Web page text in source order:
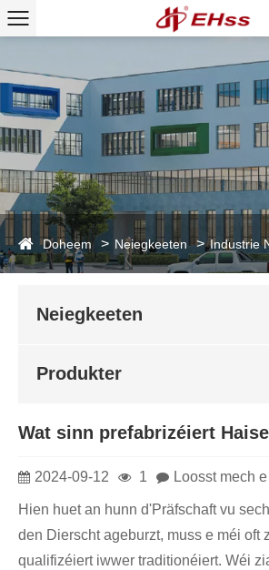
Doheem Neiegkeeten Industrie
Neiegkeeten
Produkter
Wat sinn prefabrizéiert
2024-09-12 1 Loosst mech
Hien huet an hunn d'Präfschaft vu
den Dierscht ageburzt, muss e méi oft
qualifizéiert iwwer traditionéiert. Wéi